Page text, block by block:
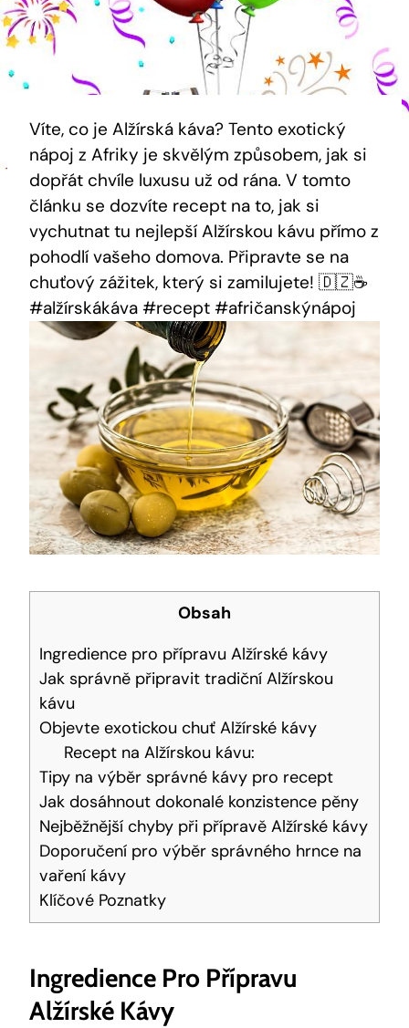
Víte, co je Alžírská káva? Tento exotický
nápoj z Afriky je skvělým způsobem, jak si
dopřát chvíle luxusu už od rána. V tomto
článku se dozvíte recept na to, jak si
vychutnat tu nejlepší Alžírskou kávu přímo z
pohodlí vašeho domova. Připravte se na
chuťový zážitek, který si zamilujete! 🇩🇿☕️
#alžírskákáva #recept #afričanskýnápoj
Obsah
Ingredience pro přípravu Alžírské kávy
Jak správně připravit tradiční Alžírskou
kávu
Objevte exotickou chuť Alžírské kávy
Recept na Alžírskou kávu:
Tipy na výběr správné kávy pro recept
Jak dosáhnout dokonalé konzistence pěny
Nejběžnější chyby při přípravě Alžírské kávy
Doporučení pro výběr správného hrnce na
vaření kávy
Klíčové Poznatky
Ingredience Pro Přípravu
Alžírské Kávy